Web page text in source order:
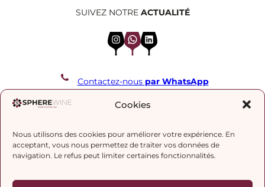
Cookies
Nous utilisons des cookies pour améliorer votre expérience. En
acceptant, vous nous permettez de traiter vos données de
navigation. Le refus peut limiter certaines fonctionnalités.
SUIVEZ NOTRE ACTUALITÉ
InstagramWhatsApp LinkedIn
Contactez-nous par WhatsApp
REJOIGNEZ NOTRE LISTE DE DIFFUSION
politique de confidentialité.